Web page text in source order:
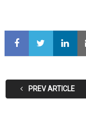
PREV ARTICLE